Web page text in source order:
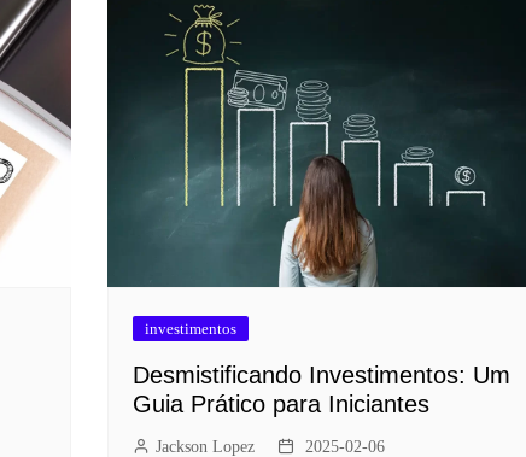
investimentos
Desmistificando Investimentos: Um
Guia Prático para Iniciantes
Jackson Lopez 2025-02-06